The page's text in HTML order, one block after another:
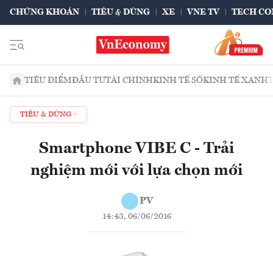
CHỨNG KHOÁN TIÊU & DÙNG XE VNE TV TECH
TIÊU ĐIỂMĐẦU TƯTÀI CHÍNHKINH TẾ SỐKINH TẾ XANH
TIÊU & DÙNG
Smartphone VIBE C - Trải
nghiệm mới với lựa chọn mới
PV
14:43, 06/06/2016